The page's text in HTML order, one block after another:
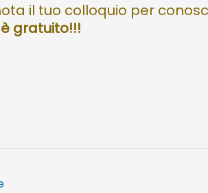
il tuo colloquio per
gratuito!!!